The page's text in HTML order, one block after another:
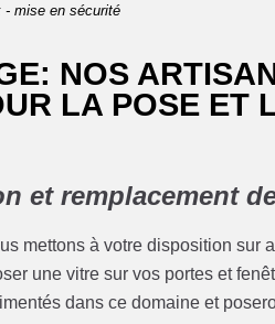
- mise en sécurité
NOS
LA POSE ET
et remplacement
mettons à votre disposition sur
une vitre sur vos portes et
dans ce domaine et